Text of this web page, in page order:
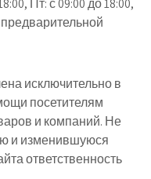
Пт: с 09:00 до 18:00,
исключительно в
посетителям
и компаний. Не
и изменившуюся
ответственность